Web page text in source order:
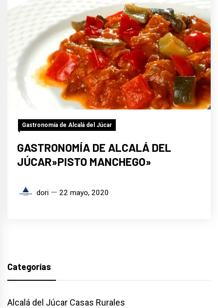
Gastronomía de Alcalá del Júcar
GASTRONOMÍA DE ALCALÁ DEL
JÚCAR»PISTO MANCHEGO»
dori 22 mayo, 2020
Categorías
Alcalá del Júcar Casas Rurales